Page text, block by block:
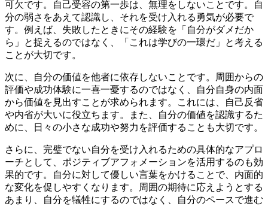
可欠です。自己受容の第一歩は、無理をしないことです。自
分の弱さをあえて認識し、それを受け入れる勇気が必要で
す。例えば、失敗したときにその経験を「自分がダメだか
ら」と捉えるのではなく、「これは学びの一環だ」と考える
ことが大切です。
次に、自分の価値を他者に依存しないことです。周囲からの
評価や成功体験に一喜一憂するのではなく、自分自身の内面
から価値を見出すことが求められます。これには、自己反省
や内省が大いに役立ちます。また、自分の価値を認識するた
めに、日々の小さな成功や努力を評価することも大切です。
さらに、完璧でない自分を受け入れるための具体的なアプロ
ーチとして、ポジティブアフォメーションを活用するのも効
果的です。自分に対して優しい言葉をかけることで、内面的
な変化を促しやすくなります。周囲の期待に応えようとする
あまり、自分を犠牲にするのではなく、自分のペースで進む